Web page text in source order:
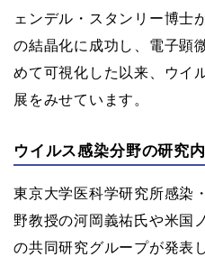
ェンデル・スタンリー博士
の結晶化に成功し、電子顕
めて可視化した以来、ウイ
展をみせています。
ウイルス感染分野の研究
東京大学医科学研究所感染
野教授の河岡義祐氏や米国
の共同研究グループが発表